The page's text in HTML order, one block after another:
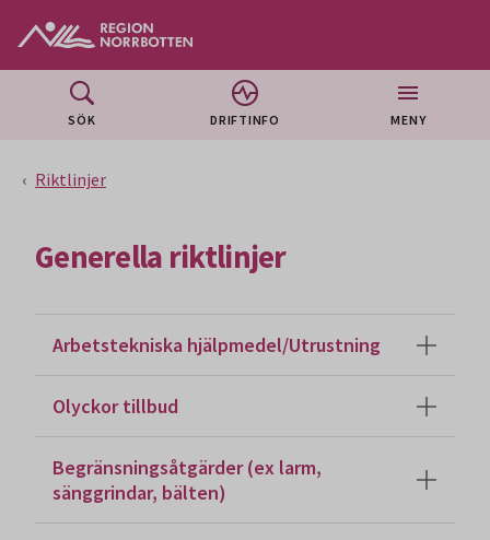
SÖK DRIFTINFO MENY
Riktlinjer
Generella riktlinjer
Arbetstekniska hjälpmedel/Utrustning
Olyckor tillbud
Begränsningsåtgärder (ex larm,
sänggrindar, bälten)